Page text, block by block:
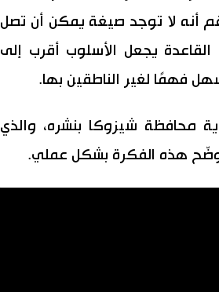
أنه لا توجد صيغة يمكن أن تصل
القاعدة يجعل الأسلوب أقرب إلى
فهمًا لغير الناطقين بها.
محافظة شيزوكا بنشره، والذي
هذه الفكرة بشكل عملي.